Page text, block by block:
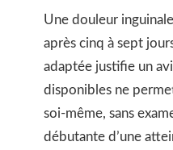
Une douleur
après cinq à sept
adaptée justifie un
disponibles ne
soi-même, sans
débutante d’une